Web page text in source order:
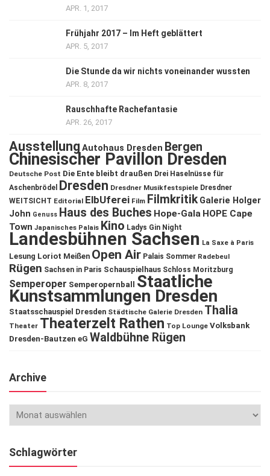
APR. 1, 2017
Frühjahr 2017 – Im Heft geblättert
APR. 5, 2017
Die Stunde da wir nichts voneinander wussten
APR. 8, 2017
Rauschhafte Rachefantasie
APR. 26, 2017
Ausstellung Autohaus Dresden Bergen
Chinesischer Pavillon Dresden
Deutsche Post Die Ente bleibt draußen Drei Haselnüsse für
Aschenbrödel
Dresden Dresdner Musikfestspiele Dresdner
WEITSICHT Editorial ElbUferei Film Filmkritik Galerie Holger
John Genuss Haus des Buches Hope-Gala HOPE Cape
Town Japanisches Palais Kino Ladys Gin Night
Landesbühnen Sachsen La Saxe à Paris
Lesung Loriot Meißen Open Air Palais Sommer Radebeul
Rügen Sachsen in Paris Schauspielhaus Schloss Moritzburg
Semperoper Semperopernball Staatliche
Kunstsammlungen Dresden
Staatsschauspiel Dresden Städtische Galerie Dresden Thalia
Theater Theaterzelt Rathen Top Lounge Volksbank
Dresden-Bautzen eG Waldbühne Rügen
Archive
Schlagwörter